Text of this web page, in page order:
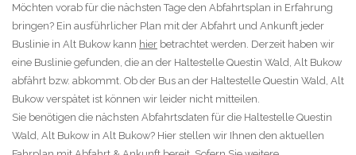
Möchten vorab für die nächsten Tage den Abfahrtsplan in Erfahrung
bringen? Ein ausführlicher Plan mit der Abfahrt und Ankunft jeder
Buslinie in Alt Bukow kann hier betrachtet werden. Derzeit haben wir
eine Buslinie gefunden, die an der Haltestelle Questin Wald, Alt Bukow
abfährt bzw. abkommt. Ob der Bus an der Haltestelle Questin Wald, Alt
Bukow verspätet ist können wir leider nicht mitteilen.
Sie benötigen die nächsten Abfahrtsdaten für die Haltestelle Questin
Wald, Alt Bukow in Alt Bukow? Hier stellen wir Ihnen den aktuellen